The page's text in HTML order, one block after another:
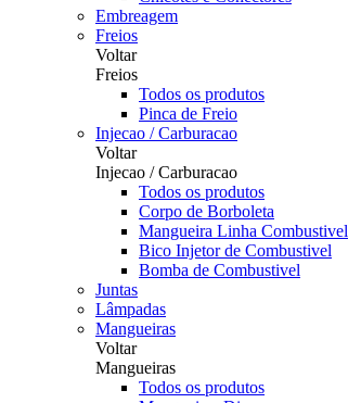
Embreagem
Freios
Voltar
Freios
Todos os produtos
Pinca de Freio
Injecao / Carburacao
Voltar
Injecao / Carburacao
Todos os produtos
Corpo de Borboleta
Mangueira Linha Combustivel
Bico Injetor de Combustivel
Bomba de Combustivel
Juntas
Lâmpadas
Mangueiras
Voltar
Mangueiras
Todos os produtos